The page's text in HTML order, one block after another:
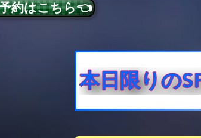
約はこちら👈
本日限りの